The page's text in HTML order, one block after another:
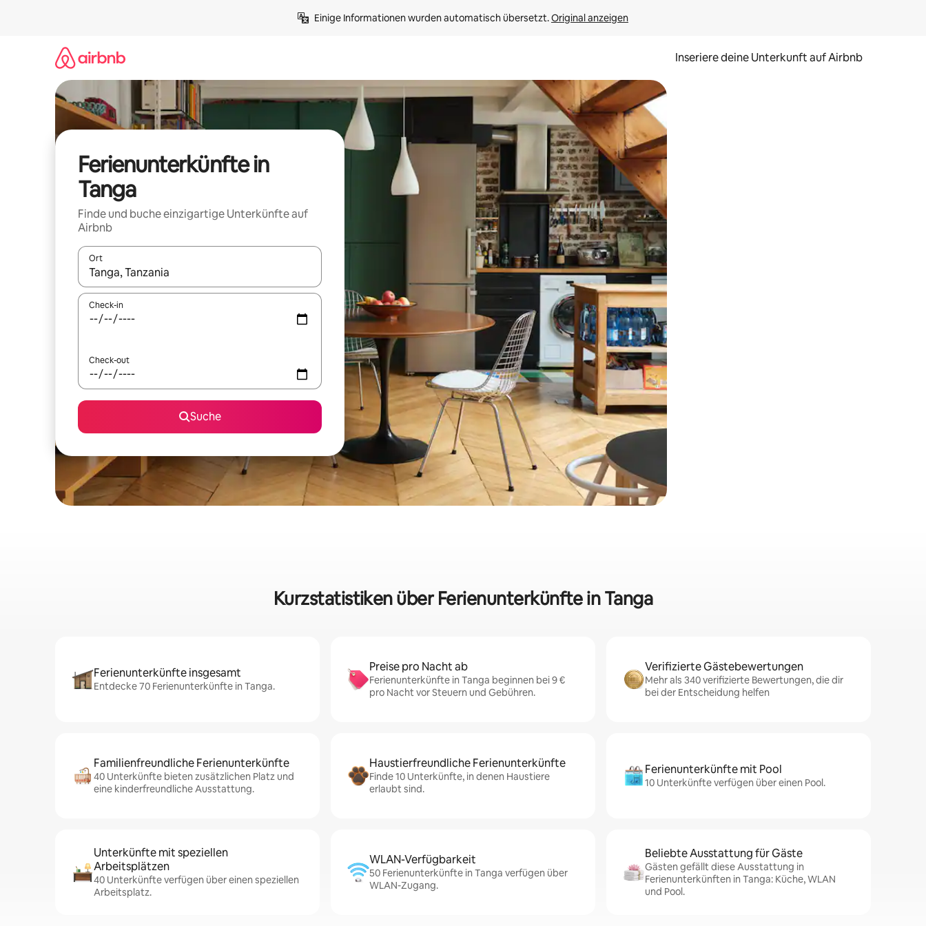
Einige Informationen wurden automatisch übersetzt. Original anzeigen
Inseriere deine Unterkunft auf Airbnb
Ferienunterkünfte in
Tanga
Finde und buche einzigartige Unterkünfte auf
Airbnb
Ort
Wenn Ergebnisse verfügbar sind, navigiere mit den Pfeiltasten nach oben und unten oder erkunde die Ergebnisse durch Berühren oder Wischgesten.
Check-in
Check-out
Suche
Kurzstatistiken über Ferienunterkünfte in Tanga
Ferienunterkünfte insgesamt
Entdecke 70 Ferienunterkünfte in Tanga.
Preise pro Nacht ab
Ferienunterkünfte in Tanga beginnen bei 9 €
pro Nacht vor Steuern und Gebühren.
Verifizierte Gästebewertungen
Mehr als 340 verifizierte Bewertungen, die dir
bei der Entscheidung helfen
Familienfreundliche Ferienunterkünfte
40 Unterkünfte bieten zusätzlichen Platz und
eine kinderfreundliche Ausstattung.
Haustierfreundliche Ferienunterkünfte
Finde 10 Unterkünfte, in denen Haustiere
erlaubt sind.
Ferienunterkünfte mit Pool
10 Unterkünfte verfügen über einen Pool.
Unterkünfte mit speziellen
Arbeitsplätzen
40 Unterkünfte verfügen über einen speziellen
Arbeitsplatz.
WLAN-Verfügbarkeit
50 Ferienunterkünfte in Tanga verfügen über
WLAN-Zugang.
Beliebte Ausstattung für Gäste
Gästen gefällt diese Ausstattung in
Ferienunterkünften in Tanga: Küche, WLAN
und Pool.